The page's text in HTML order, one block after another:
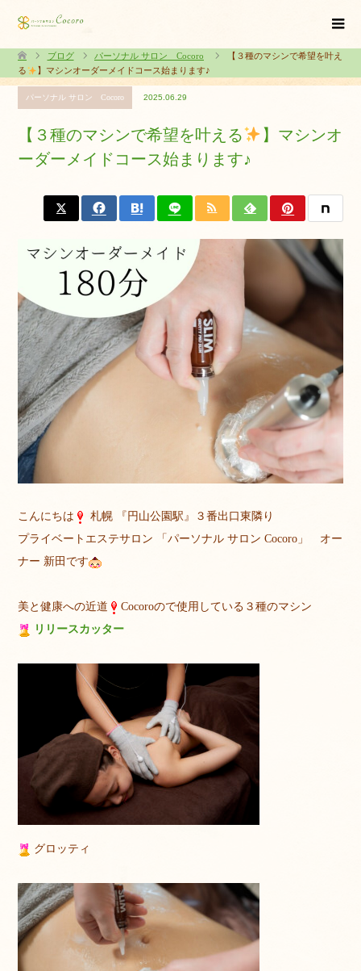
ブログ パーソナル サロン Cocoro
【３種のマシンで希望を叶え
る
】マシンオーダーメイドコース始まります♪
パーソナル サロン Cocoro 2025.06.29
【３種のマシンで希望を叶える
】マシンオ
ーダーメイドコース始まります♪
こんにちは
札幌 『円山公園駅』３番出口東隣り
プライベートエステサロン 「パーソナル サロン Cocoro」 オー
ナー 新田です
美と健康への近道
Cocoroので使用している３種のマシン
リリースカッター
グロッティ